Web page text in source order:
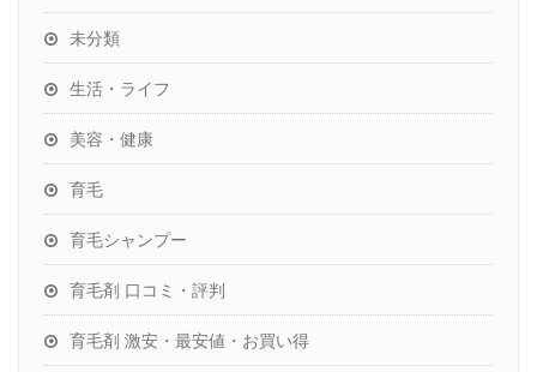
未分類
生活・ライフ
美容・健康
育毛
育毛シャンプー
育毛剤 口コミ・評判
育毛剤 激安・最安値・お買い得